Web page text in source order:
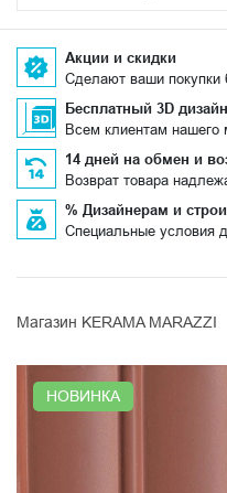
Акции и скидки
Сделают ваши покупки
Бесплатный 3D дизайн
Всем клиентам нашего
14 дней на обмен и
Возврат товара
% Дизайнерам и
Специальные условия
Магазин KERAMA MARAZZI
НОВИНКА